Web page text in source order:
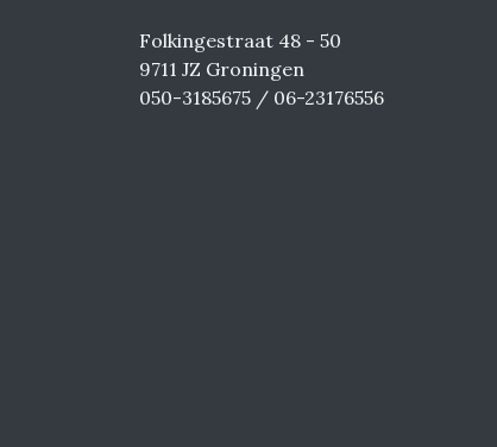
Folkingestraat 48 - 50
9711 JZ Groningen
050-3185675 / 06-23176556